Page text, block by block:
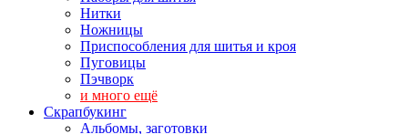
Нитки
Ножницы
Приспособления для шитья и кроя
Пуговицы
Пэчворк
и много ещё
Скрапбукинг
Альбомы, заготовки